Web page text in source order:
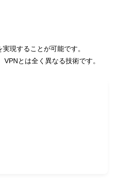
現することが可能です。
とは全く異なる技術です。